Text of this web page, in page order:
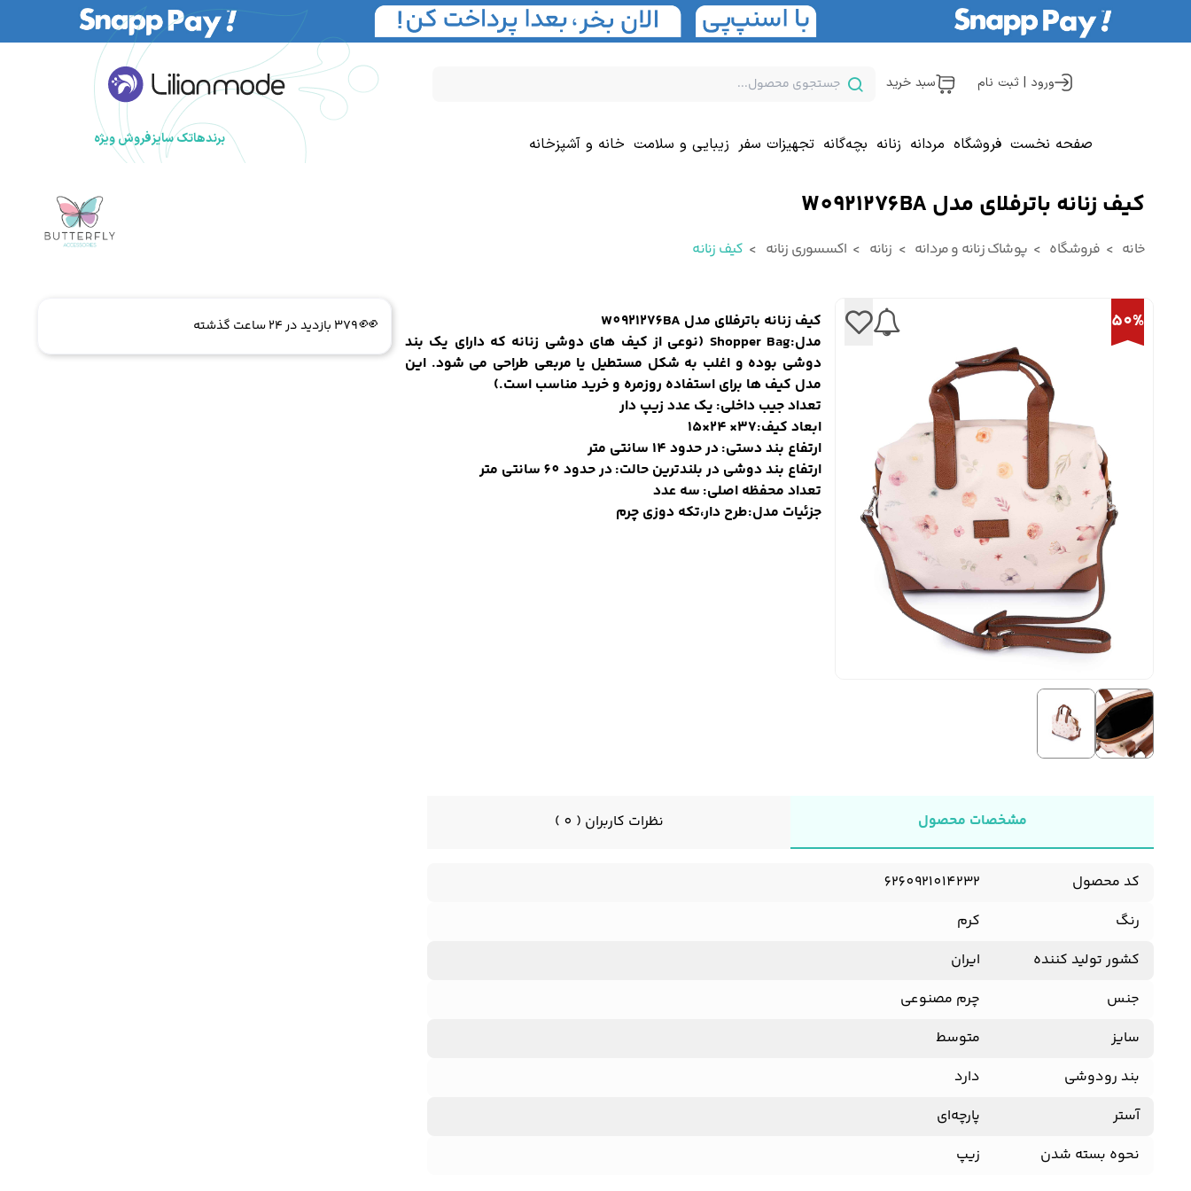
سبد خرید ورود | ثبت نام
صفحه نخست فروشگاه مردانه زنانه بچه‌گانه تجهیزات سفر زیبایی و سلامت خانه و آشپزخانه برندهاتک سایزفروش ویژه
کیف زنانه باترفلای مدل W0921276BA
خانه فروشگاه پوشاک زنانه و مردانه زنانه اکسسوری زنانه کیف زنانه
50%
کیف زنانه باترفلای مدل W0921276BA
مدل:Shopper Bag (نوعی از کیف های دوشی زنانه که دارای یک بند
دوشی بوده و اغلب به شکل مستطیل یا مربعی طراحی می شود. این
مدل کیف ها برای استفاده روزمره و خرید مناسب است.)
تعداد جیب داخلی: یک عدد زیپ دار
ابعاد کیف:37× 24×15
ارتفاع بند دستی: در حدود 14 سانتی متر
ارتفاع بند دوشی در بلندترین حالت: در حدود 60 سانتی متر
تعداد محفظه اصلی: سه عدد
جزئیات مدل:طرح دار،تکه دوزی چرم
👀379 بازدید در ۲۴ ساعت گذشته
مشخصات محصول نظرات کاربران ( 0 )
کد محصول
6260921014232
رنگ
کرم
کشور تولید کننده
ایران
جنس
چرم مصنوعی
سایز
متوسط
بند رودوشی
دارد
آستر
پارچه‌ای
نحوه بسته شدن
زیپ